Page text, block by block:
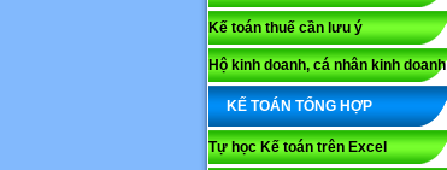
Kế toán thuế cần lưu ý
Hộ kinh doanh, cá nhân kinh doanh
KẾ TOÁN TỔNG HỢP
Tự học Kế toán trên Excel